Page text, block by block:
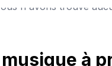
n'avons trouvé
à